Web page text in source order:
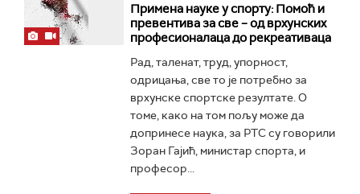
Примена науке у спорту: Помоћ и
превентива за све – од врхунских
професионалаца до рекреативаца
Рад, таленат, труд, упорност,
одрицања, све то је потребно за
врхунске спортске резултате. О
томе, како на том пољу може да
допринесе наука, за РТС су говорили
Зоран Гајић, министар спорта, и
професор...